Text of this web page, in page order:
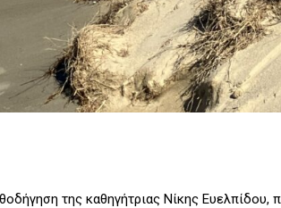
της καθηγήτριας Νίκης Ευελπίδου,